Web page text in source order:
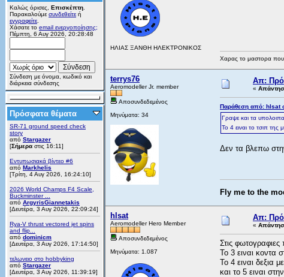
Καλώς όρισες, Επισκέπτη
Παρακαλούμε συνδεθείτε ή
εγγραφείτε
Χάσατε το email ενεργοποίησης;
Πέμπτη, 6 Αυγ 2026, 20:28:48
Σύνδεση με όνομα, κωδικό και
διάρκεια σύνδεσης
Πρόσφατα θέματα
SR-71 ground speed check
story
από Stargazer
[Σήμερα στις 16:11]
Εντυπωσιακά βίντεο #6
από Markhelis
[Τρίτη, 4 Αυγ 2026, 16:24:10]
2026 World Champs F4 Scale,
Buckminster ...
από ArgyrisGiannetakis
[Δευτέρα, 3 Αυγ 2026, 22:09:24]
Rya-V thrust vectored jet spins
and flip...
από dominicm
[Δευτέρα, 3 Αυγ 2026, 17:14:50]
τελωνειο στο hobbyking
από Stargazer
[Δευτέρα, 3 Αυγ 2026, 11:39:19]
ΗΛΙΑΣ ΞΑΝΘΗ ΗΛΕΚΤΡΟΝΙΚΟΣ
Χαρας το μαστορα που
terrys76
Aeromodeller Jr. member
Αποσυνδεδεμένος
Μηνύματα: 34
Απ:
«
Παράθεση από: hlsat
Γραψε και τα
Το 4 ειναι το τσιπ της
Δεν τα βλεπω
Fly me to the
hlsat
Aeromodeller Hero Member
Αποσυνδεδεμένος
Μηνύματα: 1.087
Απ:
«
Στις
Το 3 ειναι κοντα
Το 4 ειναι δεξια
και το 5 ειναι